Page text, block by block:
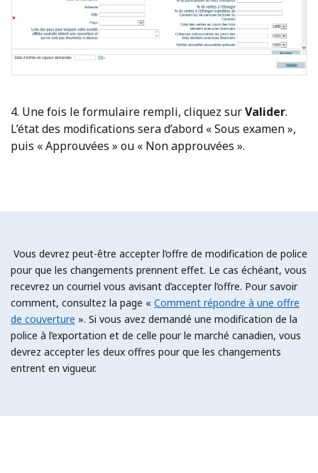
4. Une fois le formulaire rempli, cliquez surValider.
L’état des modifications sera d’abord « Sous examen »,
puis « Approuvées » ou « Non approuvées ».
Vous devrez peut-être accepter l’offre de modification de police
pour que les changements prennent effet. Le cas échéant, vous
recevrez un courriel vous avisant d’accepter l’offre. Pour savoir
comment, consultez la page « Comment répondre à une offre
de couverture ». Si vous avez demandé une modification de la
police à l’exportation et de celle pour le marché canadien, vous
devrez accepter les deux offres pour que les changements
entrent en vigueur.